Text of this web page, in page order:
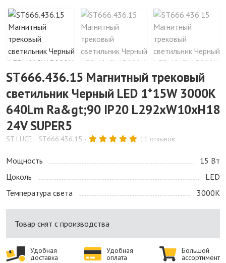
ST666.436.15 Магнитный трековый
светильник Черный LED 1*15W 3000K
640Lm Ra&gt;90 IP20 L292xW10xH18
24V SUPER5
ST LUCE ST666.436.15 11 отзывов
Мощность
15 Bт
Цоколь
LED
Температура света
3000K
Товар снят с производства
Удобная
доставка
Удобная
оплата
Большой
ассортимент